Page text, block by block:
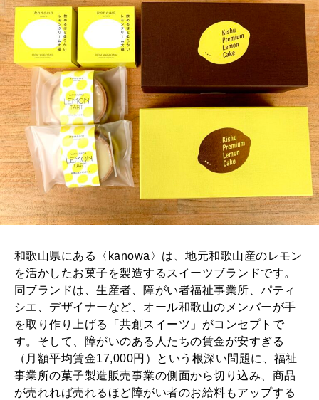
和歌山県にある〈kanowa〉は、地元和歌山産のレモン
を活かしたお菓子を製造するスイーツブランドです。
同ブランドは、生産者、障がい者福祉事業所、パティ
シエ、デザイナーなど、オール和歌山のメンバーが手
を取り作り上げる「共創スイーツ」がコンセプトで
す。そして、障がいのある人たちの賃金が安すぎる
（月額平均賃金17,000円）という根深い問題に、福祉
事業所の菓子製造販売事業の側面から切り込み、商品
が売れれば売れるほど障がい者のお給料もアップする